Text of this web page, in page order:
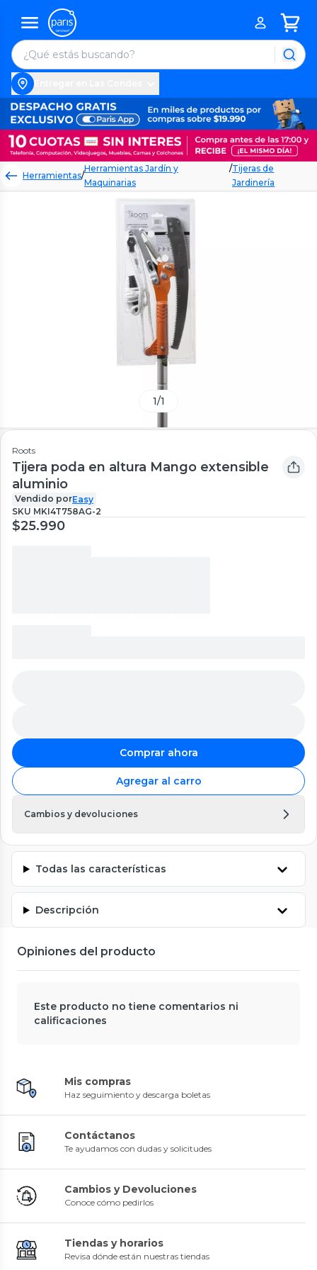
Herramientas/
Herramientas Jardín y
Maquinarias
/Tijeras de
Jardinería
1/1
Roots
Tijera poda en altura Mango extensible
aluminio
Vendido porEasy
SKU MKI4T758AG-2
$25.990
Comprar ahora
Agregar al carro
Cambios y devoluciones
Todas las características
Descripción
Opiniones del producto
Este producto no tiene comentarios ni
calificaciones
Mis compras
Haz seguimiento y descarga boletas
Contáctanos
Te ayudamos con dudas y solicitudes
Cambios y Devoluciones
Conoce cómo pedirlos
Tiendas y horarios
Revisa dónde están nuestras tiendas